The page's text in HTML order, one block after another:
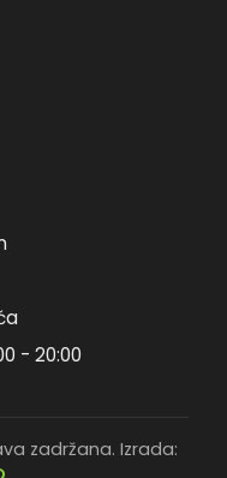
- 20:00
zadržana. Izrada: